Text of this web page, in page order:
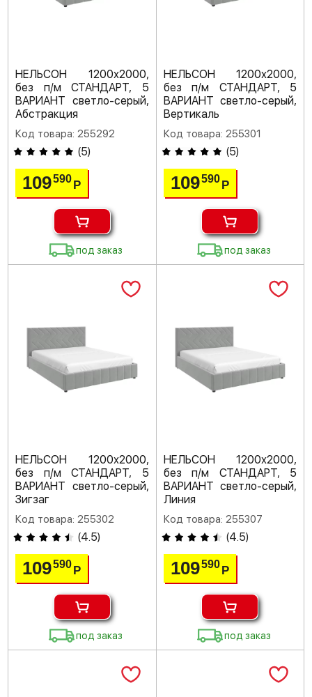
НЕЛЬСОН 1200х2000,
без п/м СТАНДАРТ, 5
ВАРИАНТ светло-серый,
Абстракция
Код товара: 255292
(5)
109590Р
под заказ
НЕЛЬСОН 1200х2000,
без п/м СТАНДАРТ, 5
ВАРИАНТ светло-серый,
Вертикаль
Код товара: 255301
(5)
109590 Р
под заказ
НЕЛЬСОН 1200х2000,
без п/м СТАНДАРТ, 5
ВАРИАНТ светло-серый,
Зигзаг
Код товара: 255302
(4.5)
109590Р
под заказ
НЕЛЬСОН 1200х2000,
без п/м СТАНДАРТ, 5
ВАРИАНТ светло-серый,
Линия
Код товара: 255307
(4.5)
109590 Р
под заказ